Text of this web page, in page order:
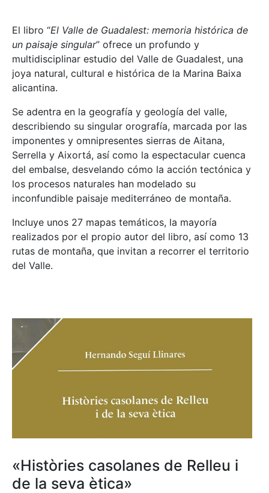
El libro “El Valle de Guadalest: memoria histórica de
un paisaje singular” ofrece un profundo y
multidisciplinar estudio del Valle de Guadalest, una
joya natural, cultural e histórica de la Marina Baixa
alicantina.
Se adentra en la geografía y geología del valle,
describiendo su singular orografía, marcada por las
imponentes y omnipresentes sierras de Aitana,
Serrella y Aixortá, así como la espectacular cuenca
del embalse, desvelando cómo la acción tectónica y
los procesos naturales han modelado su
inconfundible paisaje mediterráneo de montaña.
Incluye unos 27 mapas temáticos, la mayoría
realizados por el propio autor del libro, así como 13
rutas de montaña, que invitan a recorrer el territorio
del Valle.
«Històries casolanes de Relleu i
de la seva ètica»